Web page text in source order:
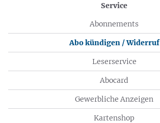
Service
Abonnements
Abo kündigen / Widerruf
Leserservice
Abocard
Gewerbliche Anzeigen
Kartenshop